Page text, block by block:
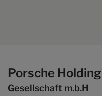
Porsche Holding
Gesellschaft m.b.H